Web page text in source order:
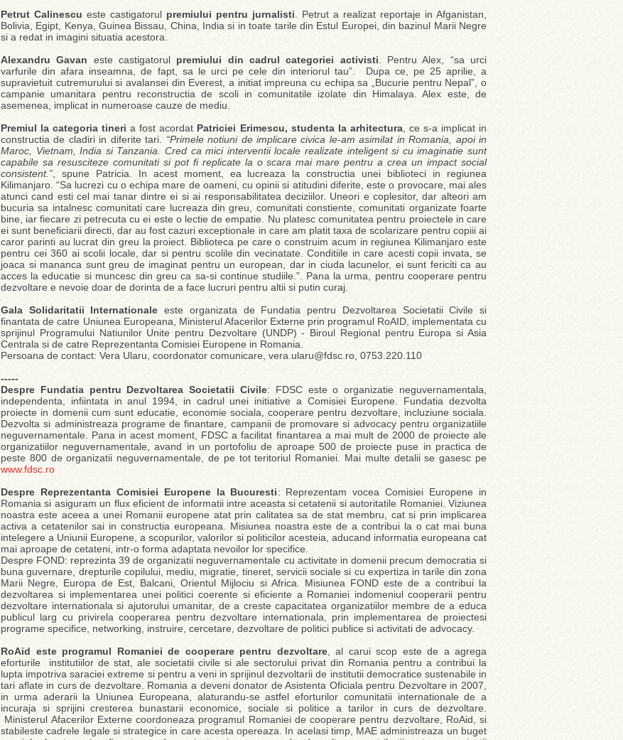
Petrut Calinescu este castigatorul premiului pentru jurnalisti . Petrut a realizat reportaje in Afganistan,
Bolivia, Egipt, Kenya, Guinea Bissau, China, India si in toate tarile din Estul Europei, din bazinul Marii Negre
si a redat in imagini situatia acestora.
Alexandru Gavan este castigatorul premiului din cadrul categoriei activisti . Pentru Alex, “sa urci
varfurile din afara inseamna, de fapt, sa le urci pe cele din interiorul tau”. Dupa ce, pe 25 aprilie, a
supravietuit cutremurului si avalansei din Everest, a initiat impreuna cu echipa sa „Bucurie pentru Nepal”, o
campanie umanitara pentru reconstructia de scoli in comunitatile izolate din Himalaya. Alex este, de
asemenea, implicat in numeroase cauze de mediu.
Premiul la categoria tineri a fost acordat Patriciei Erimescu, studenta la arhitectura, ce s-a implicat in
constructia de cladiri in diferite tari. “Primele notiuni de implicare civica le-am asimilat in Romania, apoi in
Maroc, Vietnam, India si Tanzania. Cred ca mici interventii locale realizate inteligent si cu imaginatie sunt
capabile sa resusciteze comunitati si pot fi replicate la o scara mai mare pentru a crea un impact social
consistent.” , spune Patricia. In acest moment, ea lucreaza la constructia unei biblioteci in regiunea
Kilimanjaro. “Sa lucrezi cu o echipa mare de oameni, cu opinii si atitudini diferite, este o provocare, mai ales
atunci cand esti cel mai tanar dintre ei si ai responsabilitatea deciziilor. Uneori e coplesitor, dar alteori am
bucuria sa intalnesc comunitati care lucreaza din greu, comunitati constiente, comunitati organizate foarte
bine, iar fiecare zi petrecuta cu ei este o lectie de empatie. Nu platesc comunitatea pentru proiectele in care
ei sunt beneficiarii directi, dar au fost cazuri exceptionale in care am platit taxa de scolarizare pentru copiii ai
caror parinti au lucrat din greu la proiect. Biblioteca pe care o construim acum in regiunea Kilimanjaro este
pentru cei 360 ai scolii locale, dar si pentru scolile din vecinatate. Conditiile in care acesti copii invata, se
joaca si mananca sunt greu de imaginat pentru un european, dar in ciuda lacunelor, ei sunt fericiti ca au
acces la educatie si muncesc din greu ca sa-si continue studiile.”. Pana la urma, pentru cooperare pentru
dezvoltare e nevoie doar de dorinta de a face lucruri pentru altii si putin curaj.
Gala Solidaritatii Internationale este organizata de Fundatia pentru Dezvoltarea Societatii Civile si
finantata de catre Uniunea Europeana, Ministerul Afacerilor Externe prin programul RoAID, implementata cu
sprijinul Programului Natiunilor Unite pentru Dezvoltare (UNDP) - Biroul Regional pentru Europa si Asia
Centrala si de catre Reprezentanta Comisiei Europene in Romania.
Persoana de contact: Vera Ularu, coordonator comunicare, vera.ularu@fdsc.ro, 0753.220.110
-----
Despre Fundatia pentru Dezvoltarea Societatii Civile: FDSC este o organizatie neguvernamentala,
independenta, infiintata in anul 1994, in cadrul unei initiative a Comisiei Europene. Fundatia dezvolta
proiecte in domenii cum sunt educatie, economie sociala, cooperare pentru dezvoltare, incluziune sociala.
Dezvolta si administreaza programe de finantare, campanii de promovare si advocacy pentru organizatiile
neguvernamentale. Pana in acest moment, FDSC a facilitat finantarea a mai mult de 2000 de proiecte ale
organizatiilor neguvernamentale, avand in un portofoliu de aproape 500 de proiecte puse in practica de
peste 800 de organizatii neguvernamentale, de pe tot teritoriul Romaniei. Mai multe detalii se gasesc pe
www.fdsc.ro
Despre Reprezentanta Comisiei Europene la Bucuresti: Reprezentam vocea Comisiei Europene in
Romania si asiguram un flux eficient de informatii intre aceasta si cetatenii si autoritatile Romaniei. Viziunea
noastra este aceea a unei Romanii europene atat prin calitatea sa de stat membru, cat si prin implicarea
activa a cetatenilor sai in constructia europeana. Misiunea noastra este de a contribui la o cat mai buna
intelegere a Uniunii Europene, a scopurilor, valorilor si politicilor acesteia, aducand informatia europeana cat
mai aproape de cetateni, intr-o forma adaptata nevoilor lor specifice.
Despre FOND: reprezinta 39 de organizatii neguvernamentale cu activitate in domenii precum democratia si
buna guvernare, drepturile copilului, mediu, migratie, tineret, servicii sociale si cu expertiza in tarile din zona
Marii Negre, Europa de Est, Balcani, Orientul Mijlociu si Africa. Misiunea FOND este de a contribui la
dezvoltarea si implementarea unei politici coerente si eficiente a Romaniei indomeniul cooperarii pentru
dezvoltare internationala si ajutorului umanitar, de a creste capacitatea organizatiilor membre de a educa
publicul larg cu privirela cooperarea pentru dezvoltare internationala, prin implementarea de proiectesi
programe specifice, networking, instruire, cercetare, dezvoltare de politici publice si activitati de advocacy.
RoAid este programul Romaniei de cooperare pentru dezvoltare, al carui scop este de a agrega
eforturile institutiilor de stat, ale societatii civile si ale sectorului privat din Romania pentru a contribui la
lupta impotriva saraciei extreme si pentru a veni in sprijinul dezvoltarii de institutii democratice sustenabile in
tari aflate in curs de dezvoltare. Romania a deveni donator de Asistenta Oficiala pentru Dezvoltare in 2007,
in urma aderarii la Uniunea Europeana, alaturandu-se astfel eforturilor comunitatii internationale de a
incuraja si sprijini cresterea bunastarii economice, sociale si politice a tarilor in curs de dezvoltare.
Ministerul Afacerilor Externe coordoneaza programul Romaniei de cooperare pentru dezvoltare, RoAid, si
stabileste cadrele legale si strategice in care acesta opereaza. In acelasi timp, MAE administreaza un buget